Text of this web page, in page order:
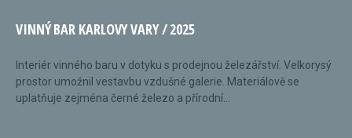
VINNÝ BAR KARLOVY VARY / 2025
Interiér vinného baru v dotyku s prodejnou železářství. Velkorysý
prostor umožnil vestavbu vzdušné galerie. Materiálově se
uplatňuje zejména černé železo a přírodní...